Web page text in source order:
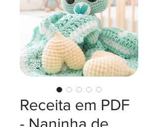
Receita em PDF
- Naninha de